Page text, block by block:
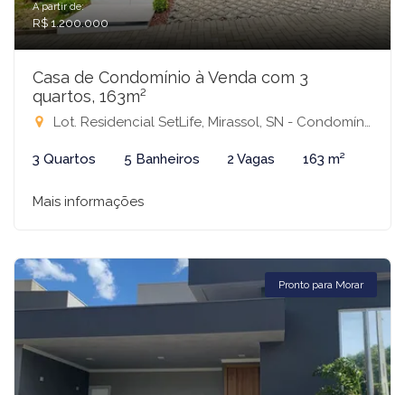
A partir de:
R$ 1.200.000
Casa de Condomínio à Venda com 3
quartos, 163m²
Lot. Residencial SetLife, Mirassol, SN - Condomínio Setlife 1, Mirassol-SP
3 Quartos 5 Banheiros 2 Vagas 163 m²
Mais informações
Pronto para Morar